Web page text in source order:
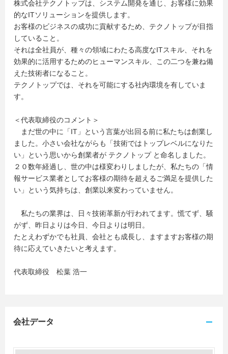
株式会社テクノトップは、システム開発を通じ、お客様に効果
的なITソリューションを提供します。
お客様のビジネスの成功に貢献するため、テクノトップが目指
していること。
それは全社員が、種々の領域にわたる高度なITスキル、それを
効果的に活用するためのヒューマンスキル、この二つを兼ね備
えた技術者になること。
テクノトップでは、それを可能にする社内環境を有していま
す。
＜代表取締役のコメント＞
まだ世の中に「IT」という言葉が出回る前に私たちは創業し
ました。小さい会社ながらも「技術ではトップレベルになりた
い」という思いから創業者が テクノトップ と命名しました。
２０数年経過し、世の中は様変わりしましたが、私たちの「情
報サービス業者としてお客様の期待を超えるご満足を提供した
い」という気持ちは、創業以来変わっていません。
私たちの業界は、日々技術革新が行われてます。慌てず、騒
がず、昨日よりは今日、今日よりは明日。
たとえわずかでも社員、会社とも成長し、ますますお客様の期
待に応えていきたいと考えます。
代表取締役 松葉 浩一
会社データ